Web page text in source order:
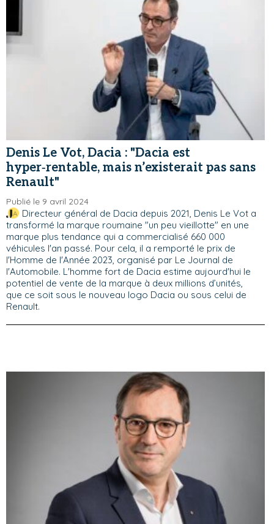
Denis Le Vot, Dacia : "Dacia est
hyper‑rentable, mais n’existerait pas sans
Renault"
Publié le 9 avril 2024
Directeur général de Dacia depuis 2021, Denis Le Vot a
transformé la marque roumaine "un peu vieillotte" en une
marque plus tendance qui a commercialisé 660 000
véhicules l'an passé. Pour cela, il a remporté le prix de
l'Homme de l'Année 2023, organisé par Le Journal de
l'Automobile. L'homme fort de Dacia estime aujourd'hui le
potentiel de vente de la marque à deux millions d’unités,
que ce soit sous le nouveau logo Dacia ou sous celui de
Renault.